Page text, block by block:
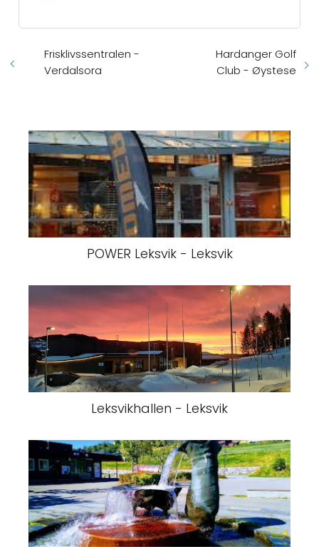
Frisklivssentralen -
Verdalsora
Hardanger Golf
Club - Øystese
POWER Leksvik - Leksvik
Leksvikhallen - Leksvik